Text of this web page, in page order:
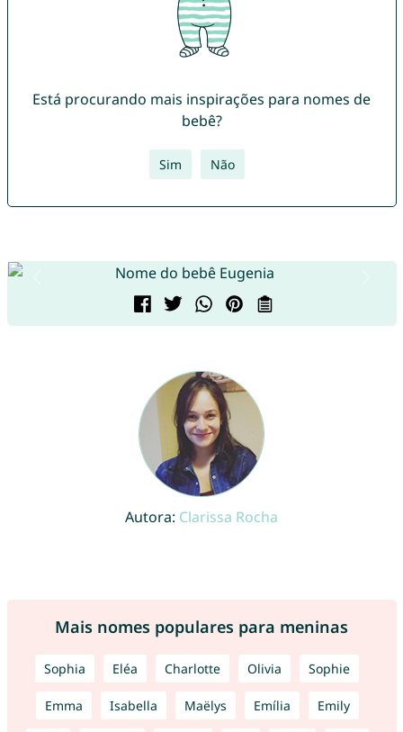
Está procurando mais inspirações para nomes de
bebê?
Sim Não
Autora: Clarissa Rocha
Mais nomes populares para meninas
Sophia Eléa Charlotte Olivia Sophie
Emma Isabella Maëlys Emília Emily